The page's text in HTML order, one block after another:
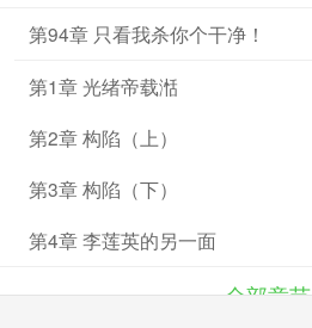
第94章 只看我杀你个干净！
第1章 光绪帝载湉
第2章 构陷（上）
第3章 构陷（下）
第4章 李莲英的另一面
全部章节